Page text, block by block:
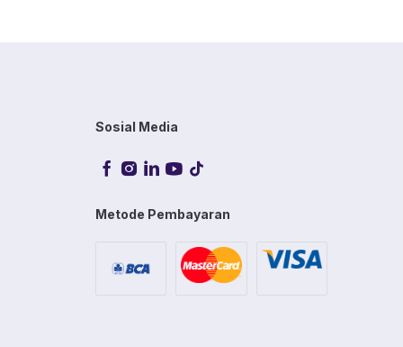
Sosial Media
Metode Pembayaran